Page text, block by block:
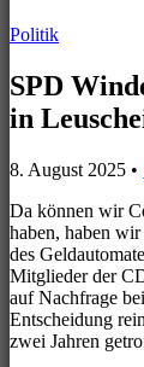
Politik
SPD
in
8. August 2025 •
Da können wir
haben, haben
des
Mitglieder der
auf Nachfrage
Entscheidung
zwei Jahren